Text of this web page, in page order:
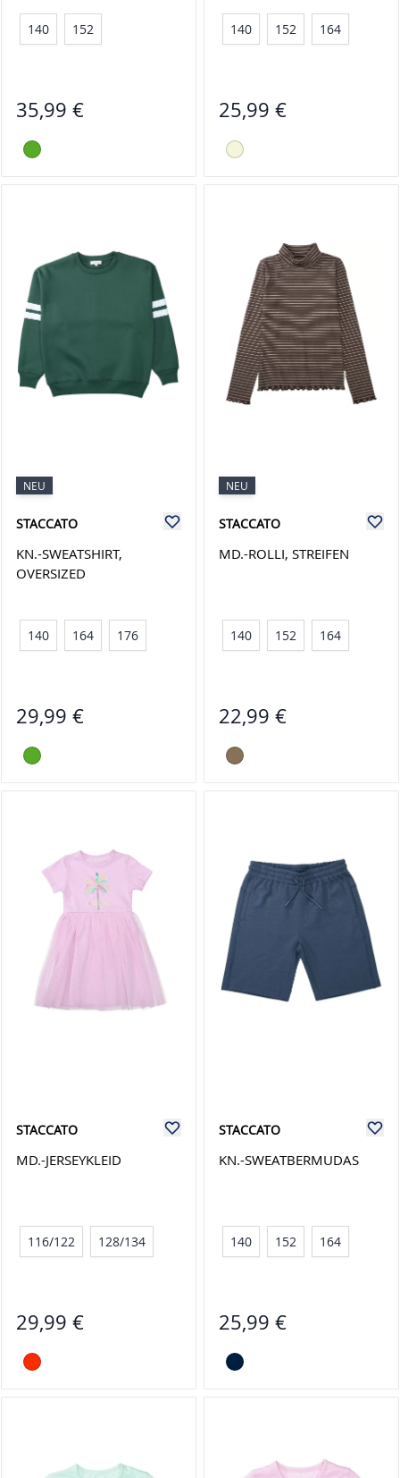
140 152
35,99 €
140 152 164
25,99 €
NEU
STACCATO
KN.-SWEATSHIRT,
OVERSIZED
140 164 176
29,99 €
NEU
STACCATO
MD.-ROLLI, STREIFEN
140 152 164
22,99 €
STACCATO
MD.-JERSEYKLEID
116/122 128/134
29,99 €
STACCATO
KN.-SWEATBERMUDAS
140 152 164
25,99 €